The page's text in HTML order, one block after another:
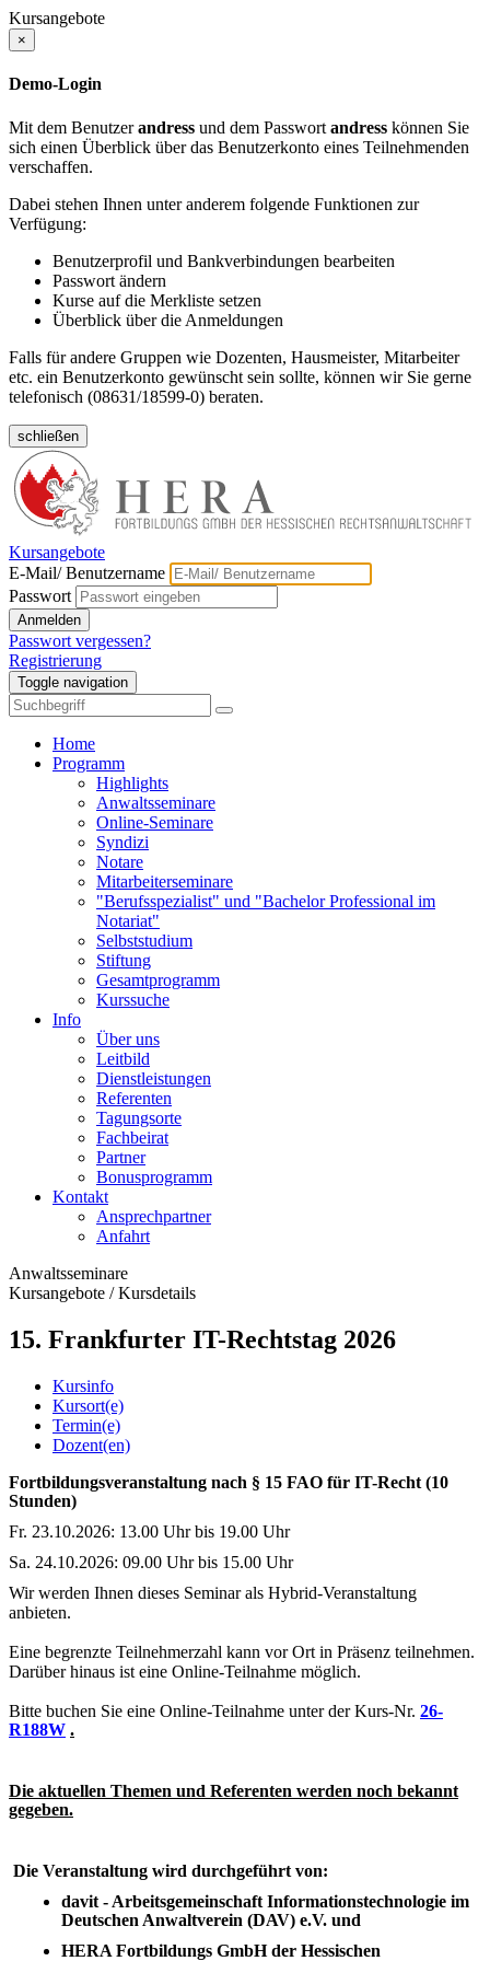
Kursangebote
×
Demo-Login
Mit dem Benutzerandress und dem Passwort andress können Sie
sich einen Überblick über das Benutzerkonto eines Teilnehmenden
verschaffen.
Dabei stehen Ihnen unter anderem folgende Funktionen zur
Verfügung:
Benutzerprofil und Bankverbindungen bearbeiten
Passwort ändern
Kurse auf die Merkliste setzen
Überblick über die Anmeldungen
Falls für andere Gruppen wie Dozenten, Hausmeister, Mitarbeiter
etc. ein Benutzerkonto gewünscht sein sollte, können wir Sie gerne
telefonisch (08631/18599-0) beraten.
schließen
Kursangebote
E-Mail/ Benutzername
Passwort
Anmelden
Passwort vergessen?
Registrierung
Toggle navigation
Home
Programm
Highlights
Anwaltsseminare
Online-Seminare
Syndizi
Notare
Mitarbeiterseminare
"Berufsspezialist" und "Bachelor Professional im
Notariat"
Selbststudium
Stiftung
Gesamtprogramm
Kurssuche
Info
Über uns
Leitbild
Dienstleistungen
Referenten
Tagungsorte
Fachbeirat
Partner
Bonusprogramm
Kontakt
Ansprechpartner
Anfahrt
Anwaltsseminare
Kursangebote /Kursdetails
15. Frankfurter IT-Rechtstag 2026
Kursinfo
Kursort(e)
Termin(e)
Dozent(en)
Fortbildungsveranstaltung nach § 15 FAO für IT-Recht (10
Stunden)
Fr. 23.10.2026: 13.00 Uhr bis 19.00 Uhr
Sa. 24.10.2026: 09.00 Uhr bis 15.00 Uhr
Wir werden Ihnen dieses Seminar als Hybrid-Veranstaltung
anbieten.
Eine begrenzte Teilnehmerzahl kann vor Ort in Präsenz teilnehmen.
Darüber hinaus ist eine Online-Teilnahme möglich.
Bitte buchen Sie eine Online-Teilnahme unter der Kurs-Nr. 26-
R188W .
Die aktuellen Themen und Referenten werden noch bekannt
gegeben.
Die Veranstaltung wird durchgeführt von:
davit - Arbeitsgemeinschaft Informationstechnologie im
Deutschen Anwaltverein (DAV) e.V. und
HERA Fortbildungs GmbH der Hessischen